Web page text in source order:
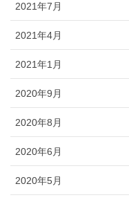
2021年7月
2021年4月
2021年1月
2020年9月
2020年8月
2020年6月
2020年5月